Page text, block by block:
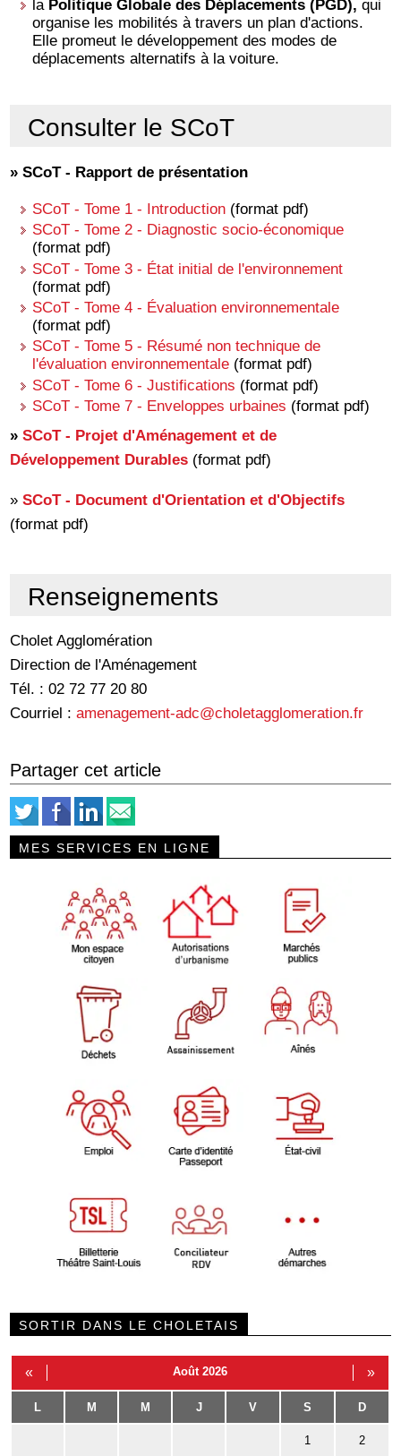
la Politique Globale des Déplacements (PGD), qui
organise les mobilités à travers un plan d'actions.
Elle promeut le développement des modes de
déplacements alternatifs à la voiture.
Consulter le SCoT
»SCoT - Rapport de présentation
SCoT - Tome 1 - Introduction (format pdf)
SCoT - Tome 2 - Diagnostic socio-économique
(format pdf)
SCoT - Tome 3 - État initial de l'environnement
(format pdf)
SCoT - Tome 4 - Évaluation environnementale
(format pdf)
SCoT - Tome 5 - Résumé non technique de
l'évaluation environnementale (format pdf)
SCoT - Tome 6 - Justifications (format pdf)
SCoT - Tome 7 - Enveloppes urbaines (format pdf)
»SCoT - Projet d'Aménagement et de
Développement Durables (format pdf)
»SCoT - Document d'Orientation et d'Objectifs
(format pdf)
Renseignements
Cholet Agglomération
Direction de l'Aménagement
Tél. : 02 72 77 20 80
Courriel :amenagement-adc@choletagglomeration.fr
Partager cet article
MES SERVICES EN LIGNE
SORTIR DANS LE CHOLETAIS
« Août 2026 »
L M M J V S D
1 2